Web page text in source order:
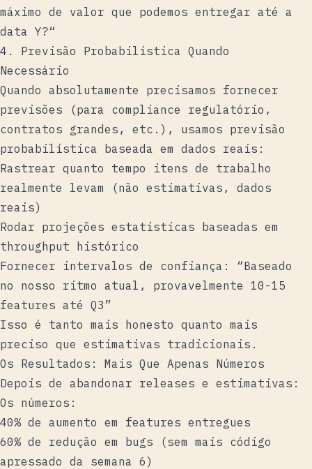
máximo de valor que podemos entregar até a
data Y?“
4. Previsão Probabilística Quando
Necessário
Quando absolutamente precisamos fornecer
previsões (para compliance regulatório,
contratos grandes, etc.), usamos previsão
probabilística baseada em dados reais:
Rastrear quanto tempo itens de trabalho
realmente levam (não estimativas, dados
reais)
Rodar projeções estatísticas baseadas em
throughput histórico
Fornecer intervalos de confiança: “Baseado
no nosso ritmo atual, provavelmente 10-15
features até Q3”
Isso é tanto mais honesto quanto mais
preciso que estimativas tradicionais.
Os Resultados: Mais Que Apenas Números
Depois de abandonar releases e estimativas:
Os números:
40% de aumento em features entregues
60% de redução em bugs (sem mais código
apressado da semana 6)